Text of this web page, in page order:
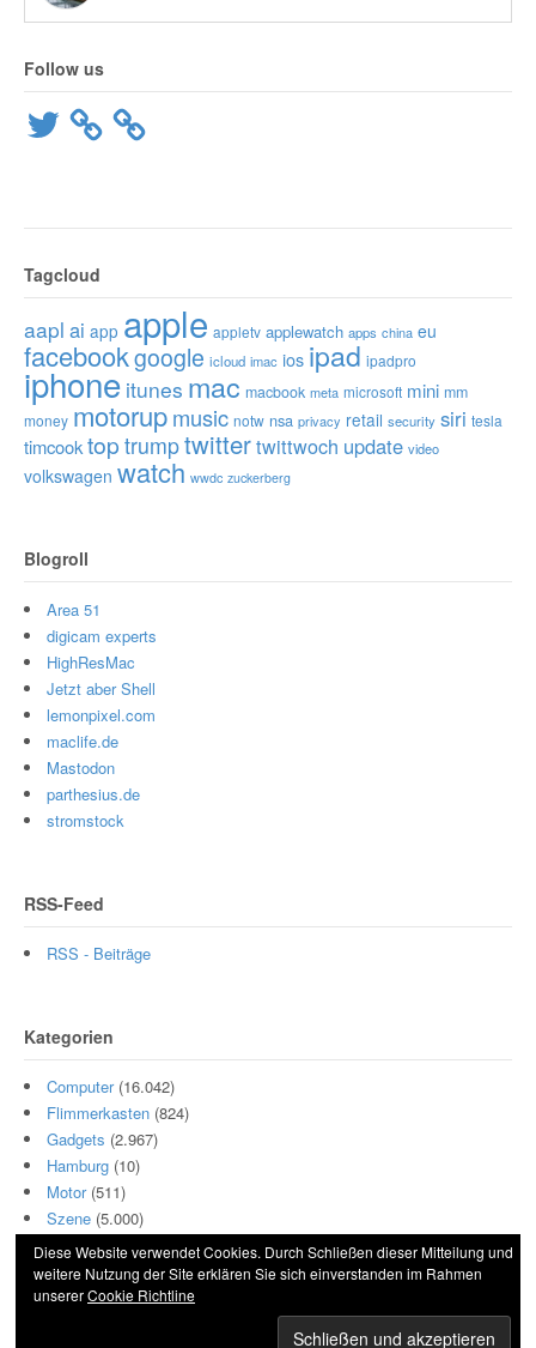
Follow us
Twitter
Tagcloud
aapl ai app apple appletv applewatch apps china eu
facebookgoogle icloud imac ios ipad ipadpro
iphone itunes mac macbook meta microsoft mini mm
money motorupmusic notw nsa privacy retail security siri tesla
timcooktop trumptwittertwittwoch update video
volkswagen watch wwdc zuckerberg
Blogroll
Area 51
digicam experts
HighResMac
Jetzt aber Shell
lemonpixel.com
maclife.de
Mastodon
parthesius.de
stromstock
RSS-Feed
RSS - Beiträge
Kategorien
Computer(16.042)
Flimmerkasten (824)
Gadgets (2.967)
Hamburg (10)
Motor(511)
Szene (5.000)
© 2026 Hightech und Blech. All Rights Reserved.
Diese Website verwendet Cookies. Durch Schließen dieser Mitteilung und
weitere Nutzung der Site erklären Sie sich einverstanden im Rahmen
unsererCookie Richtline